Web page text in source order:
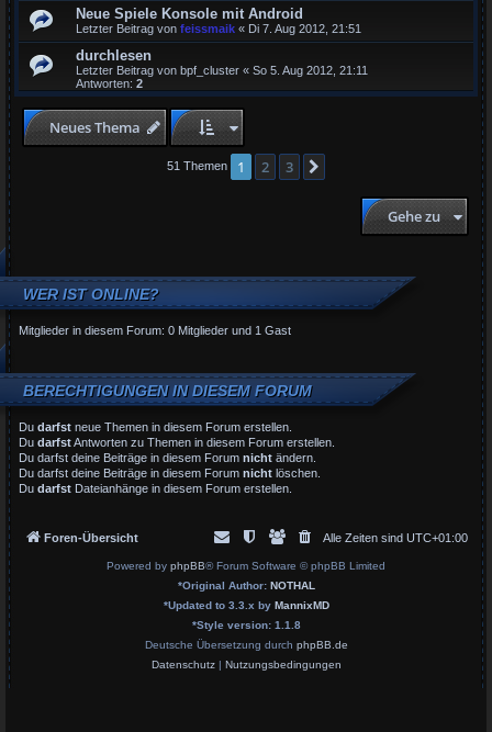
Neue Spiele Konsole mit Android
Letzter Beitrag von feissmaik « Di 7. Aug 2012, 21:51
durchlesen
Letzter Beitrag von bpf_cluster « So 5. Aug 2012, 21:11
Antworten: 2
Neues Thema
51 Themen 1 2 3
Gehe zu
WER IST ONLINE?
Mitglieder in diesem Forum: 0 Mitglieder und 1 Gast
BERECHTIGUNGEN IN DIESEM FORUM
Du darfst neue Themen in diesem Forum erstellen.
Du darfstAntworten zu Themen in diesem Forum erstellen.
Du darfst deine Beiträge in diesem Forum nicht ändern.
Du darfst deine Beiträge in diesem Forum nicht löschen.
Du darfst Dateianhänge in diesem Forum erstellen.
Foren-Übersicht Alle Zeiten sind UTC+01:00
Powered by phpBB® Forum Software © phpBB Limited
*Original Author: NOTHAL
*Updated to 3.3.x by MannixMD
*Style version: 1.1.8
Deutsche Übersetzung durch phpBB.de
Datenschutz| Nutzungsbedingungen